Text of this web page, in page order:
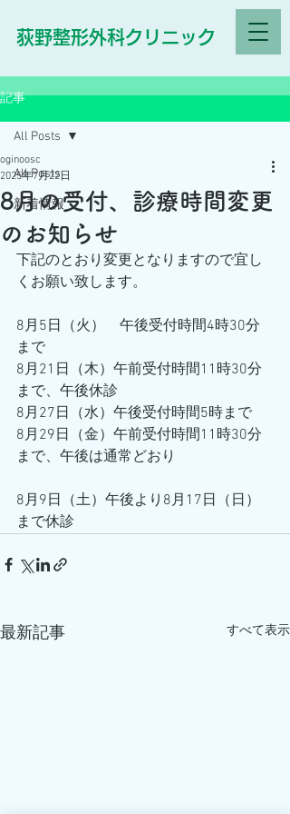
荻野整形外科クリニック
記事
All Posts
新着情報
All Posts
8月の受付、診療時間変更
のお知らせ
oginoosc
2025年7月22日
下記のとおり変更となりますので宜し
くお願い致します。
8月5日（火）　午後受付時間4時30分
まで
8月21日（木）午前受付時間11時30分
まで、午後休診
8月27日（水）午後受付時間5時まで
8月29日（金）午前受付時間11時30分
まで、午後は通常どおり
8月9日（土）午後より8月17日（日）
まで休診
最新記事 すべて表示